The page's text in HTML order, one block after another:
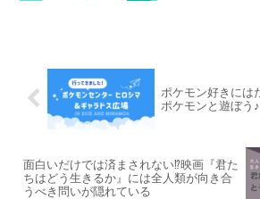
ポケモン好きには
ポケモンと遊ぼう♪
面白いだけでは済まされない⁉映画『君た
ちはどう生きるか』には全人類が向き合
うべき問いが隠れている